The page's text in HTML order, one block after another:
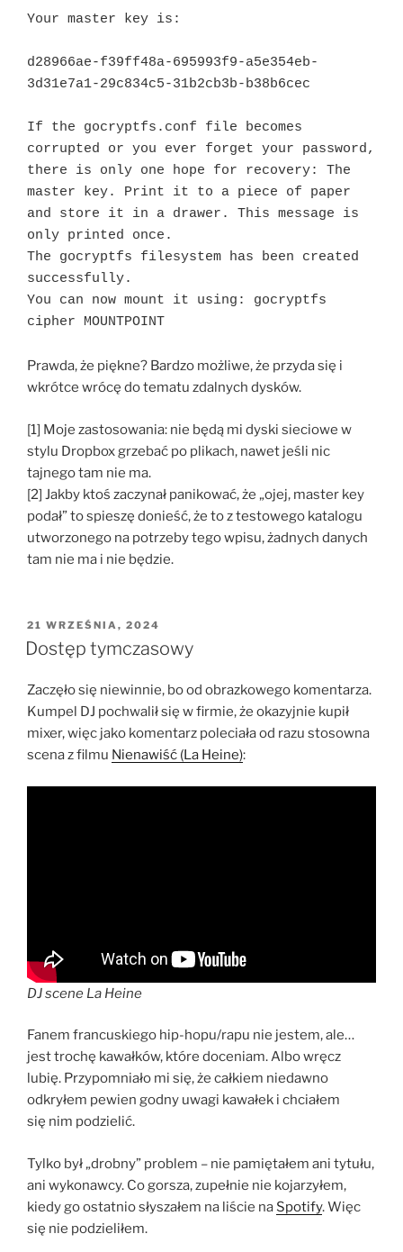
Your master key is:
d28966ae-f39ff48a-695993f9-a5e354eb-
3d31e7a1-29c834c5-31b2cb3b-b38b6cec
If the gocryptfs.conf file becomes
corrupted or you ever forget your password,
there is only one hope for recovery: The
master key. Print it to a piece of paper
and store it in a drawer. This message is
only printed once.
The gocryptfs filesystem has been created
successfully.
You can now mount it using: gocryptfs
cipher MOUNTPOINT
Prawda, że piękne? Bardzo możliwe, że przyda się i
wkrótce wrócę do tematu zdalnych dysków.
[1] Moje zastosowania: nie będą mi dyski sieciowe w
stylu Dropbox grzebać po plikach, nawet jeśli nic
tajnego tam nie ma.
[2] Jakby ktoś zaczynał panikować, że „ojej, master key
podał” to spieszę donieść, że to z testowego katalogu
utworzonego na potrzeby tego wpisu, żadnych danych
tam nie ma i nie będzie.
OPUBLIKOWANE
W
21 WRZEŚNIA, 2024
Dostęp tymczasowy
Zaczęło się niewinnie, bo od obrazkowego komentarza.
Kumpel DJ pochwalił się w firmie, że okazyjnie kupił
mixer, więc jako komentarz poleciała od razu stosowna
scena z filmu Nienawiść (La Heine):
DJ scene La Heine
Fanem francuskiego hip-hopu/rapu nie jestem, ale…
jest trochę kawałków, które doceniam. Albo wręcz
lubię. Przypomniało mi się, że całkiem niedawno
odkryłem pewien godny uwagi kawałek i chciałem
się nim podzielić.
Tylko był „drobny” problem – nie pamiętałem ani tytułu,
ani wykonawcy. Co gorsza, zupełnie nie kojarzyłem,
kiedy go ostatnio słyszałem na liście na Spotify. Więc
się nie podzieliłem.